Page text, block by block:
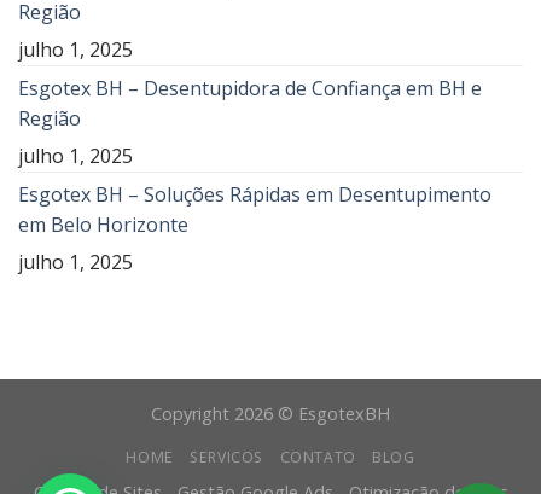
Região
julho 1, 2025
Esgotex BH – Desentupidora de Confiança em BH e
Região
julho 1, 2025
Esgotex BH – Soluções Rápidas em Desentupimento
em Belo Horizonte
julho 1, 2025
Copyright 2026 © EsgotexBH
HOME SERVICOS CONTATO BLOG